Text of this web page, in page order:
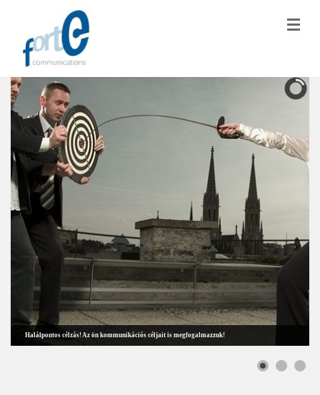
Halálpontos célzás! Az ön kommunikációs céljait is megfogalmazzuk!